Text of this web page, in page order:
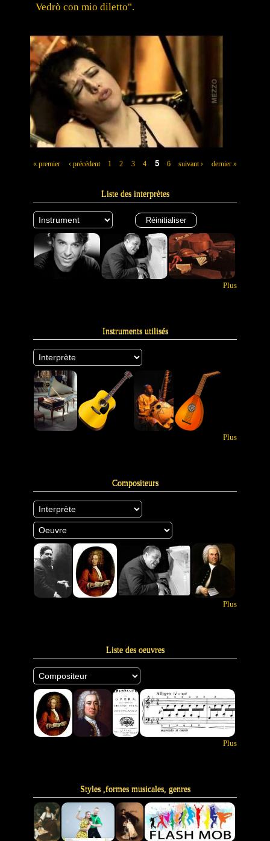
Vedrò con mio diletto".
g
« premier ‹ précédent 1 2 3 4 5 6 suivant › dernier »
Liste des interprètes
Plus
Instruments utilisés
Plus
Compositeurs
Plus
Liste des oeuvres
Plus
Styles ,formes musicales, genres